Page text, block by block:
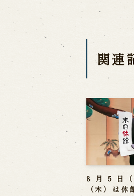
関連
8 月 5 日
（木）は休